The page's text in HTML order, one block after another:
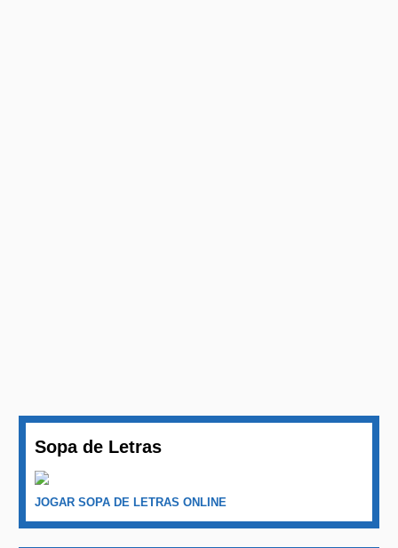
Sopa de Letras
JOGAR SOPA DE LETRAS ONLINE